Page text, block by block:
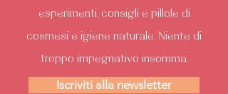
esperimenti, consigli e pillole di
cosmesi e igiene naturale. Niente di
troppo impegnativo insomma.
Iscriviti alla newsletter